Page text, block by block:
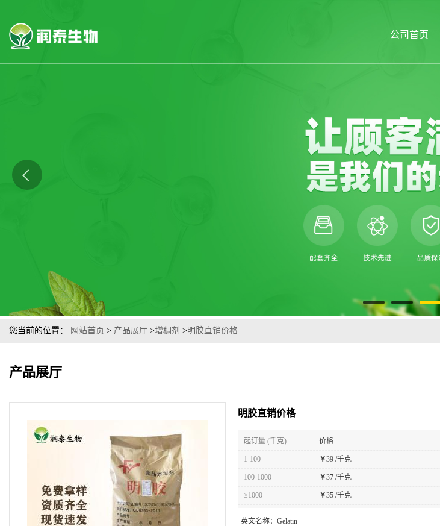
公司首页
您当前的位置： 网站首页 > 产品展厅 >增稠剂 >明胶直销价格
产品展厅
明胶直销价格
起订量 (千克) 价格
1-100 ￥39 /千克
100-1000 ￥37 /千克
≥1000 ￥35 /千克
英文名称： Gelatin